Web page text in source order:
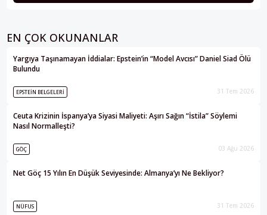
EN ÇOK OKUNANLAR
Yargıya Taşınamayan İddialar: Epstein’in “Model Avcısı” Daniel Siad Ölü
Bulundu
EPSTEIN BELGELERI 31 Tem 2026
Ceuta Krizinin İspanya’ya Siyasi Maliyeti: Aşırı Sağın “İstila” Söylemi
Nasıl Normalleşti?
GÖÇ 03 Ağu 2026
Net Göç 15 Yılın En Düşük Seviyesinde: Almanya’yı Ne Bekliyor?
NÜFUS 31 Tem 2026